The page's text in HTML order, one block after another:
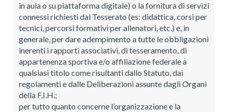
in aula o su piattaforma digitale) o la fornitura di servizi
connessi richiesti dal Tesserato (es: didattica, corsi per
tecnici, percorsi formativi per allenatori, etc.) e, in
generale, per dare adempimento a tutte le obbligazioni
inerenti i rapporti associativi, di tesseramento, di
appartenenza sportiva e/o affiliazione federale a
qualsiasi titolo come risultanti dallo Statuto, dai
regolamenti e dalle Deliberazioni assunte dagli Organi
della F.I.H.;
per tutto quanto concerne l’organizzazione e la